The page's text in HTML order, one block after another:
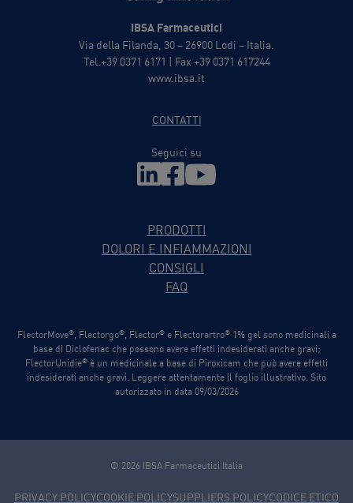
IBSA Farmaceutici
Via della Filanda, 30 – 26900 Lodi – Italia.
Tel.+39 0371 6171 | Fax +39 0371 617244
www.ibsa.it
CONTATTI
Seguici su
PRODOTTI
DOLORI E INFIAMMAZIONI
CONSIGLI
FAQ
FlectorMove®, Flectorgo®, Flector®e Flectorartro®1% gel sono medicinali a
base di Diclofenac che possono avere effetti indesiderati anche gravi;
FlectorUnidie® è un medicinale a base di Piroxicam che può avere effetti
indesiderati anche gravi. Leggere attentamente il foglio illustrativo. Sito
autorizzato in data 09/03/2026
© 2026 IBSA Farmaceutici Italia
PRIVACY POLICYCOOKIE POLICYSUPPLIERS POLICYCODICE ETICO